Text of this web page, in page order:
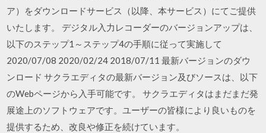
ア）をダウンロードサービス（以降、本サービス）にてご提供
いたします。 デジタル入力レコーダーのバージョンアップは、
以下のステップ1～ステップ4の手順に従って実施して
2020/07/08 2020/02/24 2018/07/11 最新バージョンのダウ
ンロード サクラエディタの最新バージョン及びソースは、以下
のWebページから入手可能です。 サクラエディタはまだまだ発
展途上のソフトウェアです。ユーザーの皆様により良いものを
提供するため、改良や修正を続けています。